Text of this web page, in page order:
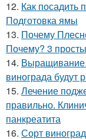
12. Как посадить
Подготовка ямы
13. Почему
Почему? 3
14. Выращивание
винограда будут
15. Лечение
правильно.
панкреатита
16. Сорт